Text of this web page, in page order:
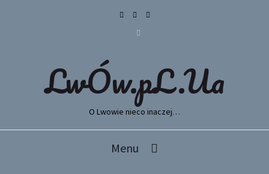
LwÓw.pL.Ua
O Lwowie nieco inaczej…
Menu